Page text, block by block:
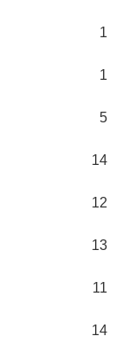
1
1
5
14
12
13
11
14